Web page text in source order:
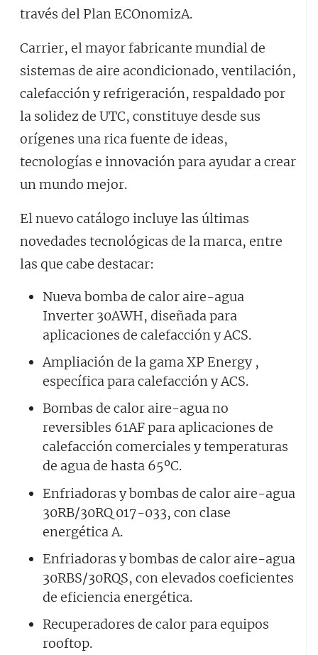
través del Plan ECOnomizA.
Carrier, el mayor fabricante mundial de
sistemas de aire acondicionado, ventilación,
calefacción y refrigeración, respaldado por
la solidez de UTC, constituye desde sus
orígenes una rica fuente de ideas,
tecnologías e innovación para ayudar a crear
un mundo mejor.
El nuevo catálogo incluye las últimas
novedades tecnológicas de la marca, entre
las que cabe destacar:
Nueva bomba de calor aire-agua
Inverter 30AWH, diseñada para
aplicaciones de calefacción y ACS.
Ampliación de la gama XP Energy ,
específica para calefacción y ACS.
Bombas de calor aire-agua no
reversibles 61AF para aplicaciones de
calefacción comerciales y temperaturas
de agua de hasta 65ºC.
Enfriadoras y bombas de calor aire-agua
30RB/30RQ 017-033, con clase
energética A.
Enfriadoras y bombas de calor aire-agua
30RBS/30RQS, con elevados coeficientes
de eficiencia energética.
Recuperadores de calor para equipos
rooftop.